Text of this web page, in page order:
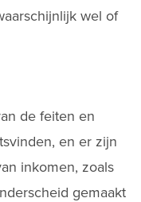
wel of
de feiten en
en er zijn
inkomen, zoals
gemaakt